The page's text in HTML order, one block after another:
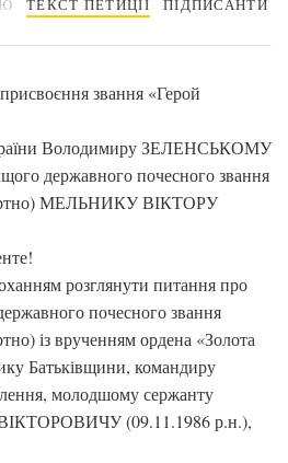
ТЕКСТ ПЕТИЦІЇ ПІДПИСАНТИ
звання «Герой
Володимиру ЗЕЛЕНСЬКОМУ
державного почесного звання
МЕЛЬНИКУ ВІКТОРУ
розглянути питання про
почесного звання
із врученням ордена «Золота
Батьківщини, командиру
молодшому сержанту
(09.11.1986 р.н.),